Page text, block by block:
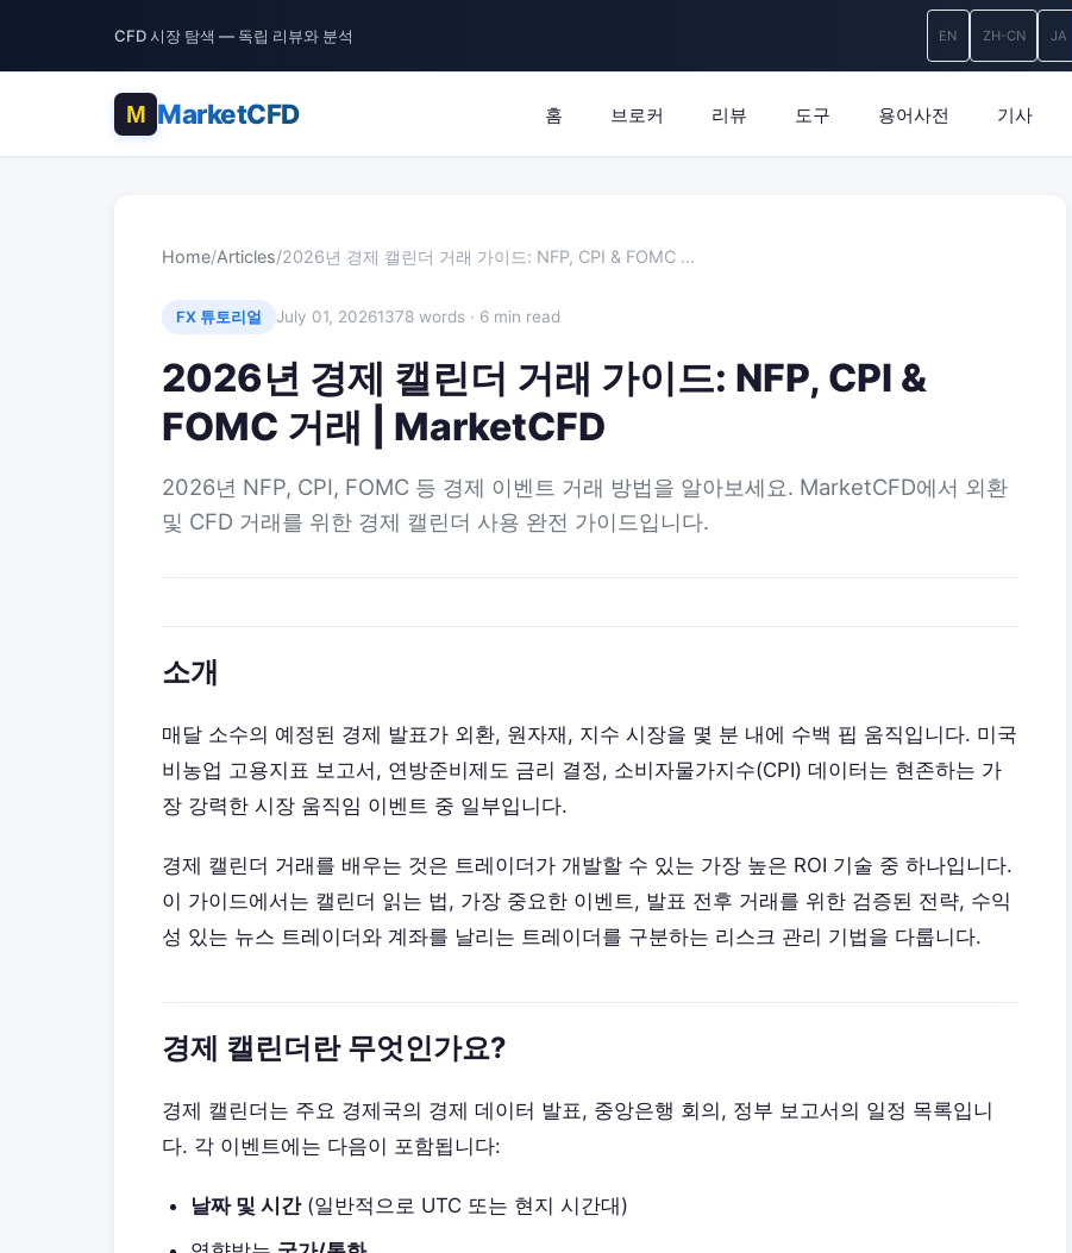
CFD 시장 탐색 — 독립 리뷰와 분석 EN ZH-CN JA
MarketCFD 홈 브로커 리뷰 도구 용어사전 기사
Home/Articles/2026년 경제 캘린더 거래 가이드: NFP, CPI & FOMC …
FX 튜토리얼 July 01, 20261378 words · 6 min read
2026년 경제 캘린더 거래 가이드: NFP, CPI &
FOMC 거래 | MarketCFD
2026년 NFP, CPI, FOMC 등 경제 이벤트 거래 방법을 알아보세요. MarketCFD에서 외환
및 CFD 거래를 위한 경제 캘린더 사용 완전 가이드입니다.
소개
매달 소수의 예정된 경제 발표가 외환, 원자재, 지수 시장을 몇 분 내에 수백 핍 움직입니다. 미국
비농업 고용지표 보고서, 연방준비제도 금리 결정, 소비자물가지수(CPI) 데이터는 현존하는 가
장 강력한 시장 움직임 이벤트 중 일부입니다.
경제 캘린더 거래를 배우는 것은 트레이더가 개발할 수 있는 가장 높은 ROI 기술 중 하나입니다.
이 가이드에서는 캘린더 읽는 법, 가장 중요한 이벤트, 발표 전후 거래를 위한 검증된 전략, 수익
성 있는 뉴스 트레이더와 계좌를 날리는 트레이더를 구분하는 리스크 관리 기법을 다룹니다.
경제 캘린더란 무엇인가요?
경제 캘린더는 주요 경제국의 경제 데이터 발표, 중앙은행 회의, 정부 보고서의 일정 목록입니
다. 각 이벤트에는 다음이 포함됩니다:
날짜 및 시간(일반적으로 UTC 또는 현지 시간대)